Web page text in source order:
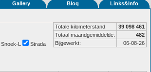
Gallery Blog Links&Info
Totale kilometerstand:
39 098 461
Totaal maandgemiddelde:
482
Bijgewerkt:
06-08-26
Snoek-L Strada